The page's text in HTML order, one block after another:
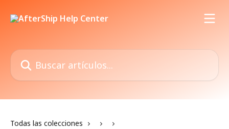
Buscar artículos...
Todas las colecciones